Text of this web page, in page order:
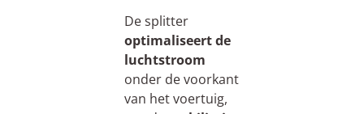
De splitter
optimaliseertde
luchtstroom
onder de voorkant
van het voertuig,